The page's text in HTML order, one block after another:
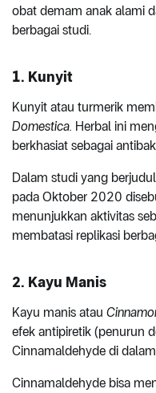
obat demam anak alami
berbagai studi.
1. Kunyit
Kunyit atau turmerik
Domestica. Herbal ini
berkhasiat sebagai
Dalam studi yang
pada Oktober 2020
menunjukkan aktivitas
membatasi replikasi
2. Kayu Manis
Kayu manis atau
efek antipiretik (penurun
Cinnamaldehyde di
Cinnamaldehyde bisa